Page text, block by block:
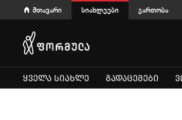
მთავარი სიახლეები გართობა
ᲧᲕᲔᲚᲐ ᲡᲘᲐᲮᲚᲔ ᲒᲐᲓᲐᲪᲔᲛᲔᲑᲘ